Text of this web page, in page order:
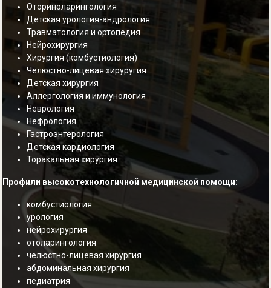
Оториноларингология
Детская урология-андрология
Травматология и ортопедия
Нейрохирургия
Хирургия (комбустиология)
Челюстно-лицевая хируругия
Детская хирургия
Аллергология и иммунология
Неврология
Нефрология
Гастроэнтерология
Детская кардиология
Торакальная хирургия
Профили высокотехнологичной медицинской помощи:
комбустиология
урология
нейрохирургия
отоларингология
челюстно-лицевая хирургия
абдоминальная хирургия
педиатрия